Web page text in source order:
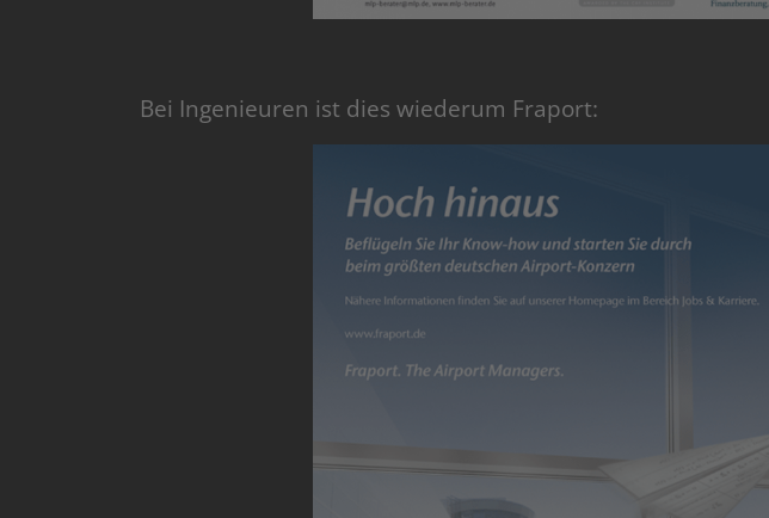
Bei Ingenieuren ist dies wiederum Fraport: